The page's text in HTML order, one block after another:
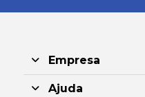
Empresa
Ajuda